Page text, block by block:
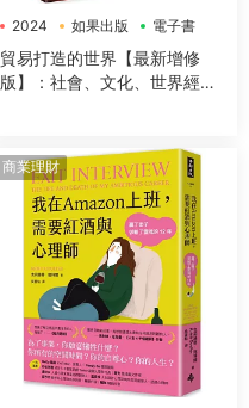
2024 如果出版 電子書
貿易打造的世界【最新增修
版】：社會、文化、世界經
商業理財